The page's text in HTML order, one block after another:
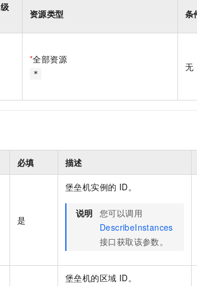
资源类型 条
*全部资源
*
无
必填 描述
是
堡垒机实例的 ID。
说明 您可以调用
DescribeInstances
接口获取该参数。
堡垒机的区域 ID。